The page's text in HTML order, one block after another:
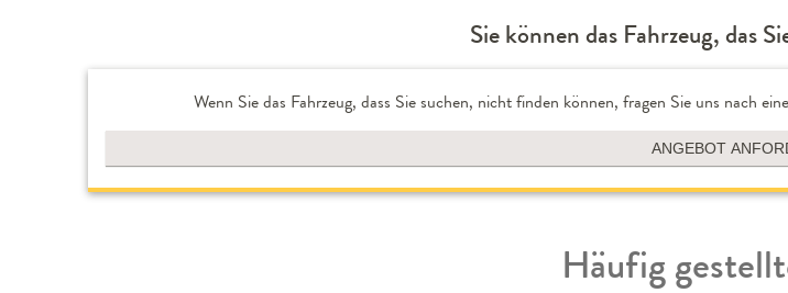
Sie können das Fahrzeug, das
Wenn Sie das Fahrzeug, dass Sie suchen, nicht finden können, fragen Sie uns nach
ANGEBOT
Häufig